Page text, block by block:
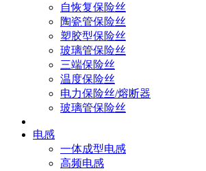
自恢复保险丝
陶瓷管保险丝
塑胶型保险丝
玻璃管保险丝
三端保险丝
温度保险丝
电力保险丝/熔断器
玻璃管保险丝
电感
一体成型电感
高频电感